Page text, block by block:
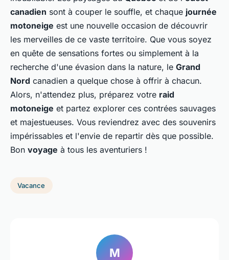
canadien sont à couper le souffle, et chaque journée
motoneige est une nouvelle occasion de découvrir
les merveilles de ce vaste territoire. Que vous soyez
en quête de sensations fortes ou simplement à la
recherche d'une évasion dans la nature, le Grand
Nord canadien a quelque chose à offrir à chacun.
Alors, n'attendez plus, préparez votre raid
motoneige et partez explorer ces contrées sauvages
et majestueuses. Vous reviendrez avec des souvenirs
impérissables et l'envie de repartir dès que possible.
Bon voyage à tous les aventuriers !
Vacance
M